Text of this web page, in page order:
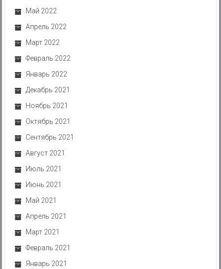
Май 2022
Апрель 2022
Март 2022
Февраль 2022
Январь 2022
Декабрь 2021
Ноябрь 2021
Октябрь 2021
Сентябрь 2021
Август 2021
Июль 2021
Июнь 2021
Май 2021
Апрель 2021
Март 2021
Февраль 2021
Январь 2021